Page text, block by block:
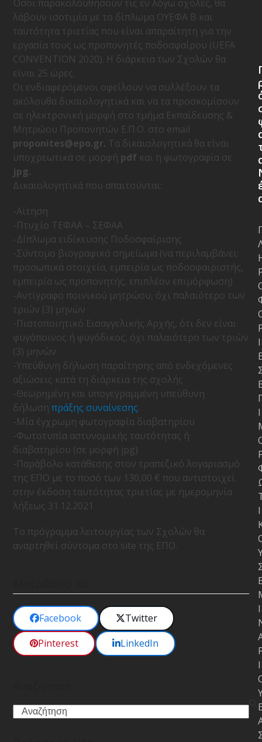
Όσοι παρακολουθήσουν τις εν λόγω σχολές, θα
λάβουν ισοτιμία με το δίπλωμα ΟΥΕΦΑ Β και
ταυτότητα τριετίας που είναι απαραίτητη για την
εργασία τους ως προπονητές ποδοσφαίρου (UEFA
CONVENTION 2020). Η διάρκεια των Σχολών θα
είναι 25 ώρες.
Οι ενδιαφερόμενοι οφείλουν να συλλέξουν τα
ακόλουθα δικαιολογητικά και να τα προσκομίσουν
σε ηλεκτρονική μορφή στο τμήμα Εκπαίδευσης &
Μητρώου Προπονητών Ε.Π.Ο. στο email
proponites@epo.gr. Τα δικαιολογητικά θα είναι
υποχρεωτικά σε μορφή pdf και η φωτογραφία σε
jpg.
Δικαιολογητικά που απαιτούνται:
-Αίτηση
-Πτυχίο ΤΕΦΑΑ – ΣΕΦΑΑ
-Δίπλωμα ειδίκευσης Ποδοσφαίρισης
-Σύντομο βιογραφικό σημείωμα (να περιλαμβάνει:
προσωπικά στοιχεία, εμπειρία ως ποδοσφαιριστής,
εμπειρία ως προπονητής, επιπλέον επιμόρφωση)
-Αντίγραφο ποινικού μητρώου, όχι παλαιότερο των
τριών (3) μηνών
-Πιστοποιητικό Εισαγγελικής Αρχής, ότι δεν είναι
φυγόποινος ή φυγόδικος, όχι παλαιότερο των τριών
(3) μηνών
-Υπεύθυνη δήλωση παραίτησης από ενδεχόμενες
αξιώσεις κατά τη διάρκεια της σχολής
-Θεωρημένη και υπογεγραμμένη υπεύθυνη
δήλωσηπράξης συναίνεσης.
-Μία έγχρωμη φωτογραφία διαβατηρίου
-Φωτοτυπία αστυνομικής ταυτότητας ή
διαβατηρίου (σε μορφή jpg)
-Παράβολο κατάθεσης στον τραπεζικό λογαριασμό
της ΕΠΟ με το ποσό των 130,00 € που αντιστοιχεί
στην έκδοση ταυτότητας τριετίας με ημερομηνία
λήξεως 31.12.2021
Το πρόγραμμα λειτουργίας των Σχολών θα
αναρτηθεί σύντομα στο site της ΕΠΟ.
Facebook
Twitter
Pinterest
LinkedIn
Search
Ι
Ι
Ι
Ι
Ι